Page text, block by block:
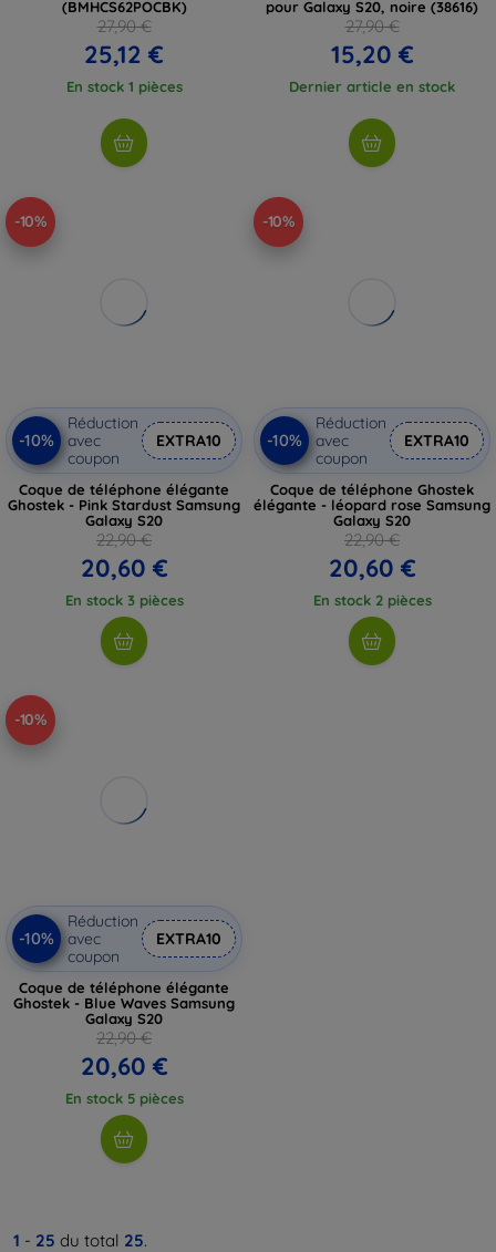
(BMHCS62POCBK)
27,90 €
25,12 €
En stock 1 pièces
pour Galaxy S20, noire (38616)
27,90 €
15,20 €
Dernier article en stock
-10%
-10%
Réduction
avec
coupon
EXTRA10
Coque de téléphone élégante
Ghostek - Pink Stardust Samsung
Galaxy S20
22,90 €
20,60 €
En stock 3 pièces
-10%
-10%
Réduction
avec
coupon
EXTRA10
Coque de téléphone Ghostek
élégante - léopard rose Samsung
Galaxy S20
22,90 €
20,60 €
En stock 2 pièces
-10%
-10%
Réduction
avec
coupon
EXTRA10
Coque de téléphone élégante
Ghostek - Blue Waves Samsung
Galaxy S20
22,90 €
20,60 €
En stock 5 pièces
1 - 25 du total 25.